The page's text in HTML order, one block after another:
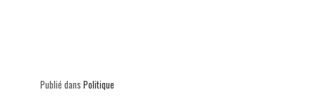
Publié dans Politique